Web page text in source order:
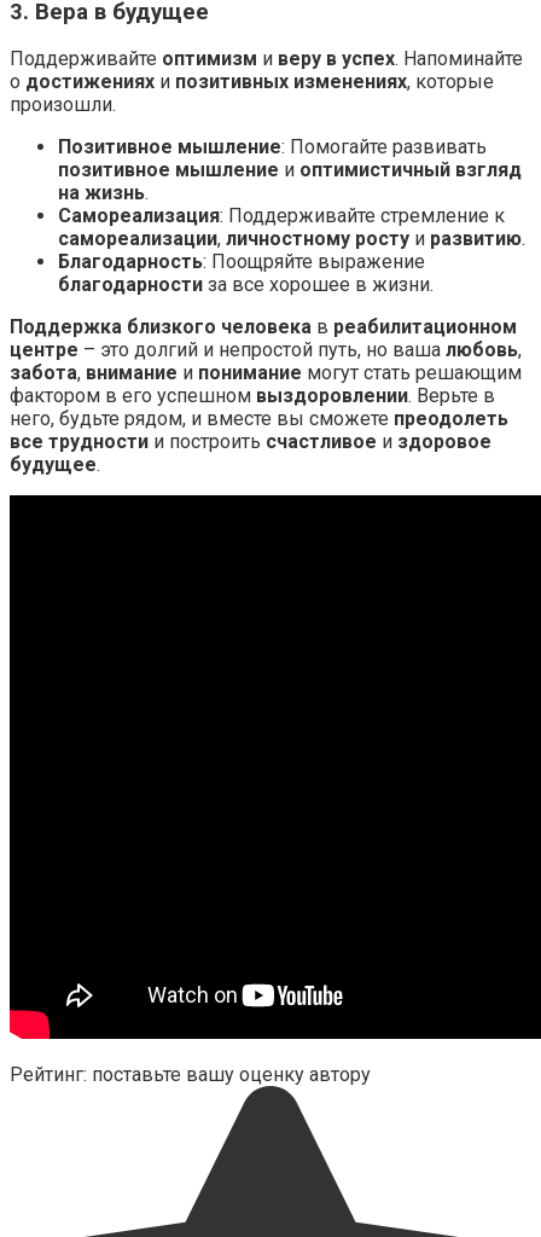
3. Вера в будущее
Поддерживайте оптимизм и веру в успех. Напоминайте
о достижениях и позитивных изменениях, которые
произошли.
Позитивное мышление: Помогайте развивать
позитивное мышление и оптимистичный взгляд
на жизнь.
Самореализация: Поддерживайте стремление к
самореализации, личностному росту и развитию.
Благодарность: Поощряйте выражение
благодарности за все хорошее в жизни.
Поддержка близкого человека в реабилитационном
центре – это долгий и непростой путь, но ваша любовь,
забота, внимание и понимание могут стать решающим
фактором в его успешном выздоровлении. Верьте в
него, будьте рядом, и вместе вы сможете преодолеть
все трудности и построить счастливое и здоровое
будущее.
Рейтинг: поставьте вашу оценку автору